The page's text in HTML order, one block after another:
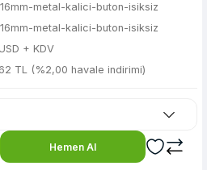
metal-kalici-buton-isiksiz
metal-kalici-buton-isiksiz
+ KDV
TL (%2,00 havale indirimi)
Hemen Al